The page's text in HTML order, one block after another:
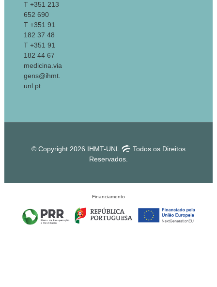
T +351 213
652 690
T +351 91
182 37 48
T +351 91
182 44 67
medicina.via
gens@ihmt.
unl.pt
© Copyright 2026 IHMT-UNL
Todos os Direitos
Reservados.
Financiamento